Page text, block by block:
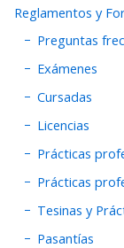
Reglamentos y
Preguntas
Exámenes
Cursadas
Licencias
Prácticas
Prácticas
Tesinas y
Pasantías